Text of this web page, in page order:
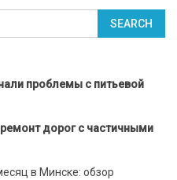
проблемы с питьевой
дорог с частичными
в Минске: обзор